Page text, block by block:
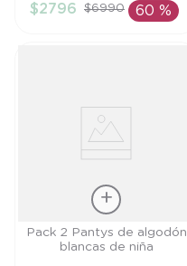
$2796 $6990 60 %
Talla
Pack 2 Pantys de algodón
blancas de niña